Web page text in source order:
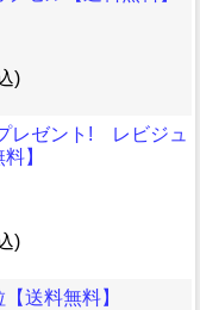
)
レゼント! レビジュ
】
)
送料無料】